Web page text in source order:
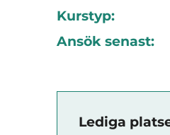
Kurstyp:
Ansök senast:
Lediga